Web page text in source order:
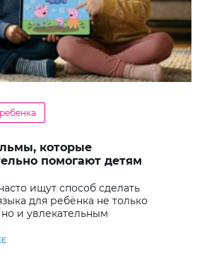
которые
помогают детям
ищут способ сделать
для ребёнка не только
и увлекательным